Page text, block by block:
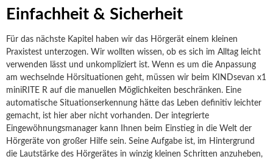
Einfachheit & Sicherheit
Für das nächste Kapitel haben wir das Hörgerät einem kleinen
Praxistest unterzogen. Wir wollten wissen, ob es sich im Alltag leicht
verwenden lässt und unkompliziert ist. Wenn es um die Anpassung
am wechselnde Hörsituationen geht, müssen wir beim KINDsevan x1
miniRITE R auf die manuellen Möglichkeiten beschränken. Eine
automatische Situationserkennung hätte das Leben definitiv leichter
gemacht, ist hier aber nicht vorhanden. Der integrierte
Eingewöhnungsmanager kann Ihnen beim Einstieg in die Welt der
Hörgeräte von großer Hilfe sein. Seine Aufgabe ist, im Hintergrund
die Lautstärke des Hörgerätes in winzig kleinen Schritten anzuheben,